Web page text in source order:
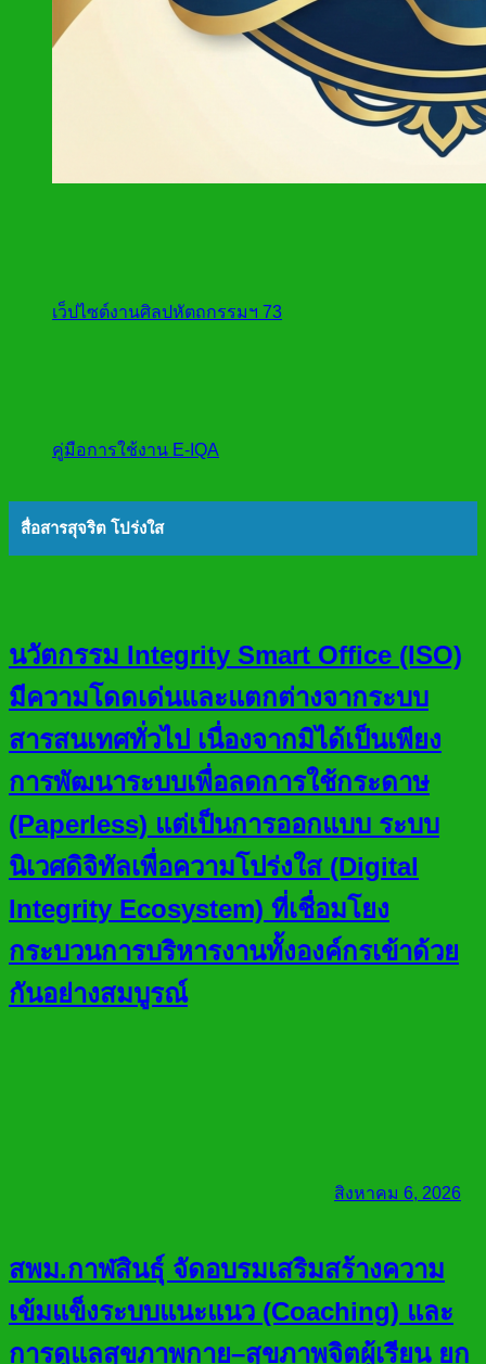
เว็ปไซต์งานศิลปหัตถกรรมฯ 73
คู่มือการใช้งาน E-IQA
สื่อสารสุจริต โปร่งใส
นวัตกรรม Integrity Smart Office (ISO)
มีความโดดเด่นและแตกต่างจากระบบ
สารสนเทศทั่วไป เนื่องจากมิได้เป็นเพียง
การพัฒนาระบบเพื่อลดการใช้กระดาษ
(Paperless) แต่เป็นการออกแบบ ระบบ
นิเวศดิจิทัลเพื่อความโปร่งใส (Digital
Integrity Ecosystem) ที่เชื่อมโยง
กระบวนการบริหารงานทั้งองค์กรเข้าด้วย
กันอย่างสมบูรณ์
สิงหาคม 6, 2026
สพม.กาฬสินธุ์ จัดอบรมเสริมสร้างความ
เข้มแข็งระบบแนะแนว (Coaching) และ
การดูแลสุขภาพกาย–สุขภาพจิตผู้เรียน ยก